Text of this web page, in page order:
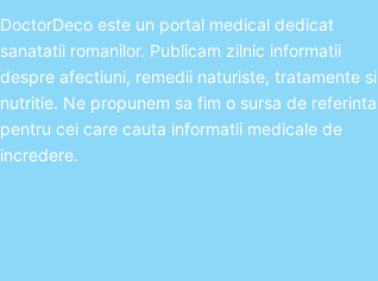
DoctorDeco este un portal medical dedicat
sanatatii romanilor. Publicam zilnic informatii
despre afectiuni, remedii naturiste, tratamente si
nutritie. Ne propunem sa fim o sursa de referinta
pentru cei care cauta informatii medicale de
incredere.